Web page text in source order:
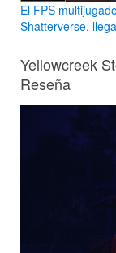
El FPS
Shatterverse,
Yellowcreek
Reseña